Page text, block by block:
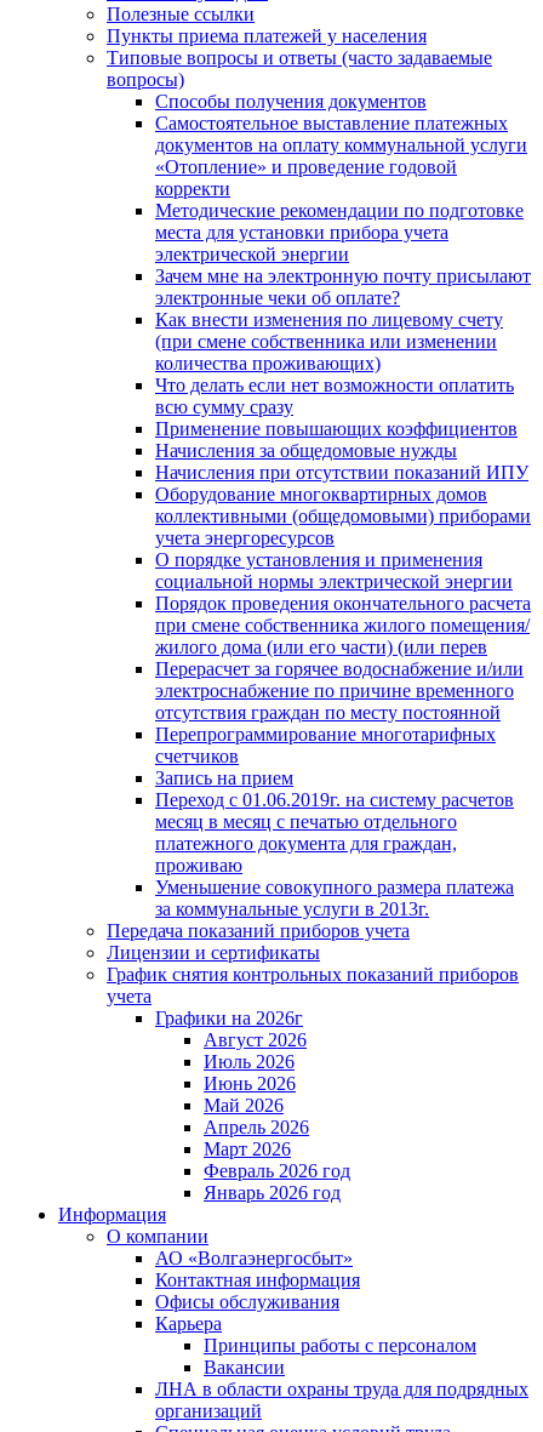
Полезные ссылки
Пункты приема платежей у населения
Типовые вопросы и ответы (часто задаваемые
вопросы)
Способы получения документов
Самостоятельное выставление платежных
документов на оплату коммунальной услуги
«Отопление» и проведение годовой
корректи
Методические рекомендации по подготовке
места для установки прибора учета
электрической энергии
Зачем мне на электронную почту присылают
электронные чеки об оплате?
Как внести изменения по лицевому счету
(при смене собственника или изменении
количества проживающих)
Что делать если нет возможности оплатить
всю сумму сразу
Применение повышающих коэффициентов
Начисления за общедомовые нужды
Начисления при отсутствии показаний ИПУ
Оборудование многоквартирных домов
коллективными (общедомовыми) приборами
учета энергоресурсов
О порядке установления и применения
социальной нормы электрической энергии
Порядок проведения окончательного расчета
при смене собственника жилого помещения/
жилого дома (или его части) (или перев
Перерасчет за горячее водоснабжение и/или
электроснабжение по причине временного
отсутствия граждан по месту постоянной
Перепрограммирование многотарифных
счетчиков
Запись на прием
Переход с 01.06.2019г. на систему расчетов
месяц в месяц с печатью отдельного
платежного документа для граждан,
проживаю
Уменьшение совокупного размера платежа
за коммунальные услуги в 2013г.
Передача показаний приборов учета
Лицензии и сертификаты
График снятия контрольных показаний приборов
учета
Графики на 2026г
Август 2026
Июль 2026
Июнь 2026
Май 2026
Апрель 2026
Март 2026
Февраль 2026 год
Январь 2026 год
Информация
О компании
АО «Волгаэнергосбыт»
Контактная информация
Офисы обслуживания
Карьера
Принципы работы с персоналом
Вакансии
ЛНА в области охраны труда для подрядных
организаций